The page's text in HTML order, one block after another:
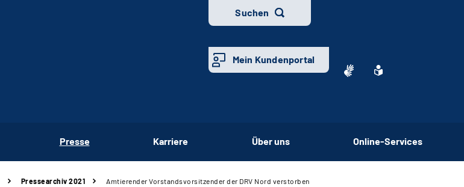
Suchen
Mein Kundenportal
Presse Karriere Über uns Online-Services
Pressearchiv 2021 Amtierender Vorstandsvorsitzender der DRV Nord verstorben